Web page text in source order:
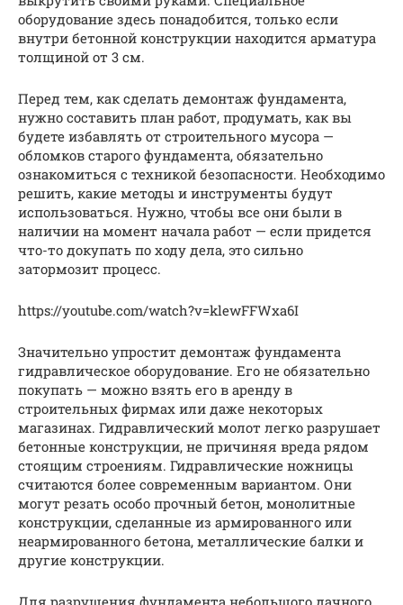
оборудование здесь понадобится, только если
внутри бетонной конструкции находится арматура
толщиной от 3 см.
Перед тем, как сделать демонтаж фундамента,
нужно составить план работ, продумать, как вы
будете избавлять от строительного мусора —
обломков старого фундамента, обязательно
ознакомиться с техникой безопасности. Необходимо
решить, какие методы и инструменты будут
использоваться. Нужно, чтобы все они были в
наличии на момент начала работ — если придется
что-то докупать по ходу дела, это сильно
затормозит процесс.
https://youtube.com/watch?v=klewFFWxa6I
Значительно упростит демонтаж фундамента
гидравлическое оборудование. Его не обязательно
покупать — можно взять его в аренду в
строительных фирмах или даже некоторых
магазинах. Гидравлический молот легко разрушает
бетонные конструкции, не причиняя вреда рядом
стоящим строениям. Гидравлические ножницы
считаются более современным вариантом. Они
могут резать особо прочный бетон, монолитные
конструкции, сделанные из армированного или
неармированного бетона, металлические балки и
другие конструкции.